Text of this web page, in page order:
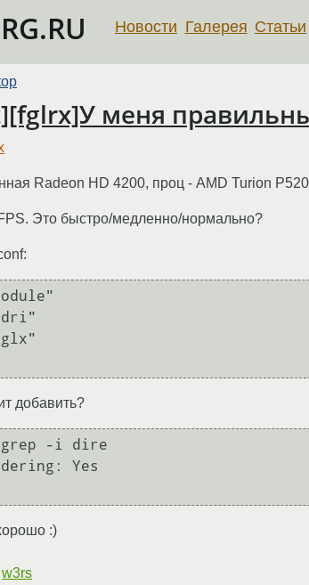
Новости Галерея Статьи
меня
Radeon HD 4200, проц - AMD Turion
Это быстро/медленно/нормально?
добавить?
-i dire
Yes
:)
w3rs